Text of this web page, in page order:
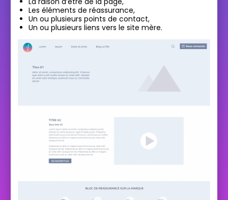
Les éléments de réassurance,
Un ou plusieurs points de contact,
Un ou plusieurs liens vers le site mère.